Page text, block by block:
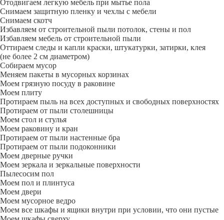
Отодвигаем легкую мебель при мытье пола
Снимаем защитную пленку и чехлы с мебели
Снимаем скотч
Избавляем от строительной пыли потолок, стены и пол
Избавляем мебель от строительной пыли
Оттираем следы и капли краски, штукатурки, затирки, клея
(не более 2 см диаметром)
Собираем мусор
Меняем пакеты в мусорных корзинах
Моем грязную посуду в раковине
Моем плиту
Протираем пыль на всех доступных и свободных поверхностях
Протираем от пыли столешницы
Моем стол и стулья
Моем раковину и кран
Протираем от пыли настенные бра
Протираем от пыли подоконники
Моем дверные ручки
Моем зеркала и зеркальные поверхности
Пылесосим пол
Моем пол и плинтуса
Моем двери
Моем мусорное ведро
Моем все шкафы и ящики внутри при условии, что они пустые